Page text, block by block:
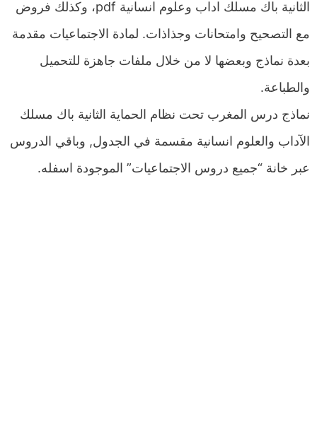
الثانية باك مسلك اداب وعلوم انسانية pdf، وكذلك فروض
مع التصحيح وامتحانات وجذاذات. لمادة الاجتماعيات مقدمة
بعدة نماذج وبعضها لا من خلال ملفات جاهزة للتحميل
والطباعة.
نماذج درس المغرب تحت نظام الحماية الثانية باك مسلك
الآداب والعلوم انسانية مقسمة في الجدول, وباقي الدروس
عبر خانة “جميع دروس الاجتماعيات” الموجودة اسفله.